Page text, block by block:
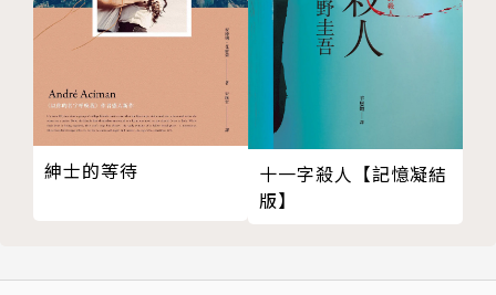
當冷硬現實被緩視出溫度，被蛻出獨特理解，與對他者
之存有的情感時，人生，可能也就被「悲觀者」自己，
知解為一種本無期程的漫漶，直到時間「自然地」過
盡。或者說，整個人生就是一個你永遠無法定解的「過
渡階段」。你不可能完成的已完成。這既是《少年巴比
倫》所初始結成的路內識見，亦是在路內後續長篇小說
紳士的等待
十一字殺人【記憶凝結
版】